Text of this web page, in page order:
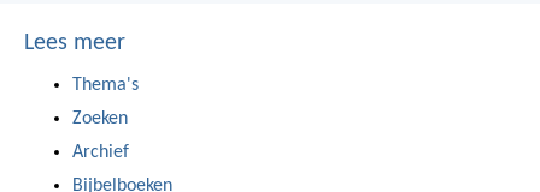
Lees meer
Thema's
Zoeken
Archief
Bijbelboeken